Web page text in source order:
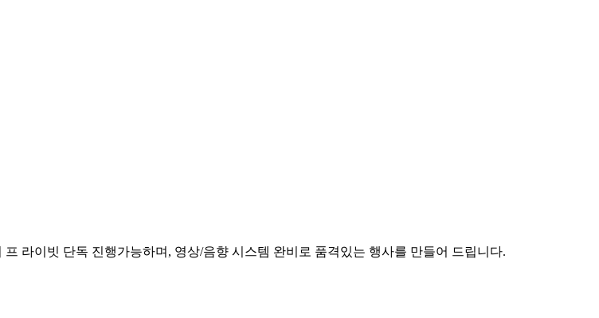
라이빗 단독 진행가능하며, 영상/음향 시스템 완비로 품격있는 행사를 만들어 드립니다.